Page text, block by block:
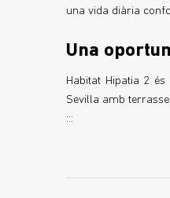
una vida diària
Una
Habitat Hipatia 2
Sevilla amb
:::